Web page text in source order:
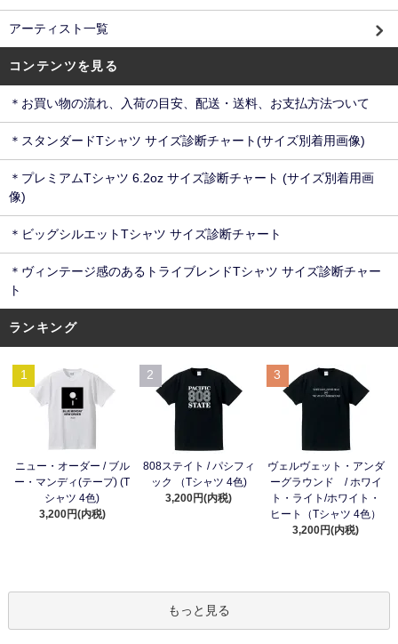
アーティスト一覧
コンテンツを見る
＊お買い物の流れ、入荷の目安、配送・送料、お支払方法ついて
＊スタンダードTシャツ サイズ診断チャート(サイズ別着用画像)
＊プレミアムTシャツ 6.2oz サイズ診断チャート (サイズ別着用画
像)
＊ビッグシルエットTシャツ サイズ診断チャート
＊ヴィンテージ感のあるトライブレンドTシャツ サイズ診断チャー
ト
ランキング
1
ニュー・オーダー / ブル
ー・マンディ(テープ) (T
シャツ 4色)
3,200円(内税)
2
808ステイト / パシフィ
ック （Tシャツ 4色)
3,200円(内税)
3
ヴェルヴェット・アンダ
ーグラウンド / ホワイ
ト・ライト/ホワイト・
ヒート（Tシャツ 4色）
3,200円(内税)
もっと見る